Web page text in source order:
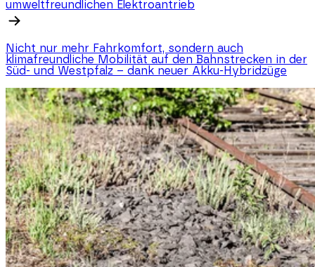
umweltfreundlichen Elektroantrieb
Nicht nur mehr Fahrkomfort, sondern auch
klimafreundliche Mobilität auf den Bahnstrecken in der
Süd- und Westpfalz – dank neuer Akku-Hybridzüge